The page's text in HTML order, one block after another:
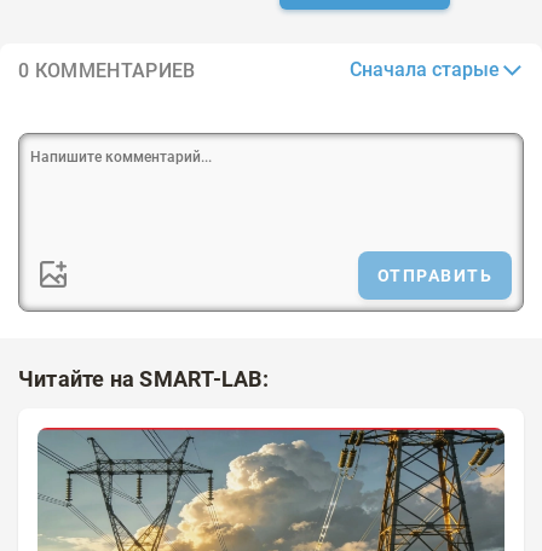
0 КОММЕНТАРИЕВ Сначала старые
ОТПРАВИТЬ
Читайте на SMART-LAB: